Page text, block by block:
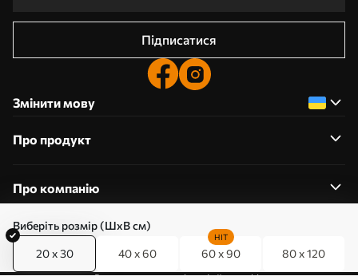
Виберіть розмір (ШхВ см)
20 x 30 40 x 60 60 x 90
HIT
80 x 120
Підписатися
Змінити мову
Про продукт
Про компанію
0800357223
Редагування дозволів на файли cookie